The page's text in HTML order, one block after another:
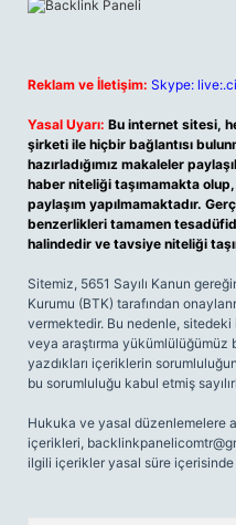
Reklam ve İletişim: Skype:
Yasal Uyarı: Bu internet sitesi,
şirketi ile hiçbir bağlantısı
hazırladığımız makaleler
haber niteliği taşımamakta
paylaşım yapılmamaktadır.
benzerlikleri tamamen
halindedir ve tavsiye niteliği
Sitemiz, 5651 Sayılı Kanun
Kurumu (BTK) tarafından
vermektedir. Bu nedenle,
veya araştırma yükümlülüğümüz
yazdıkları içeriklerin
bu sorumluluğu kabul etmiş
Hukuka ve yasal düzenlemelere
içerikleri,
ilgili içerikler yasal süre içerisinde